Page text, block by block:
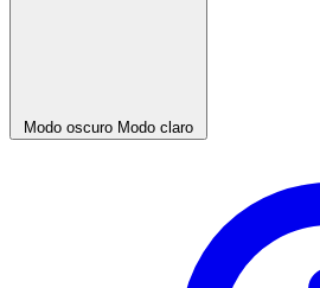
Modo oscuro Modo claro